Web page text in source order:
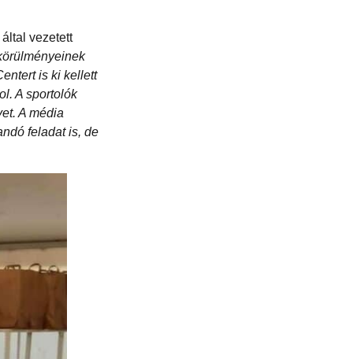
vezetett
is ki kellett
A sportolók
A média
feladat is, de